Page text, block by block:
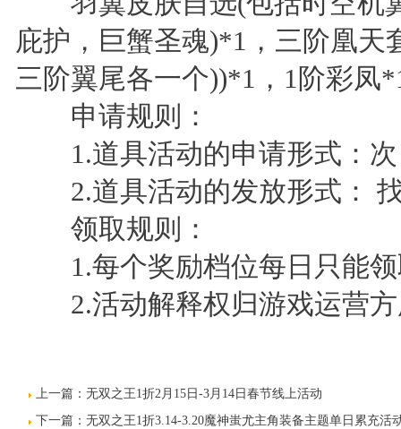
庇护，巨蟹圣魂)*1，三阶凰天
三阶翼尾各一个))*1，1阶彩凤
申请规则：
1.道具活动的申请形式：次
2.道具活动的发放形式： 找
领取规则：
1.每个奖励档位每日只能领
2.活动解释权归游戏运营方
上一篇： 无双之王1折2月15日-3月14日春节线上活动
下一篇： 无双之王1折3.14-3.20魔神蚩尤主角装备主题单日累充活